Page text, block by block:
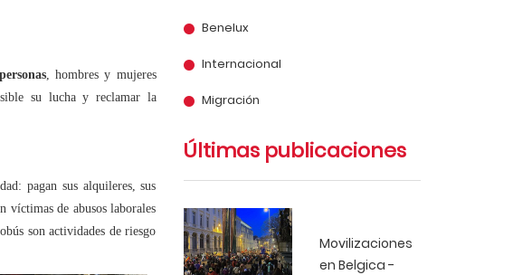
, hombres y mujeres
su lucha y reclamar la
pagan sus alquileres, sus
víctimas de abusos laborales
son actividades de riesgo
Benelux
Internacional
Migración
Últimas publicaciones
Movilizaciones
en Belgica -